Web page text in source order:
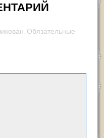
Обязательные